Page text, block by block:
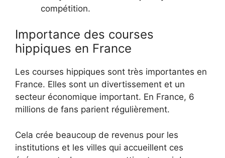
compétition.
Importance des courses
hippiques en France
Les courses hippiques sont très importantes en
France. Elles sont un divertissement et un
secteur économique important. En France, 6
millions de fans parient régulièrement.
Cela crée beaucoup de revenus pour les
institutions et les villes qui accueillent ces